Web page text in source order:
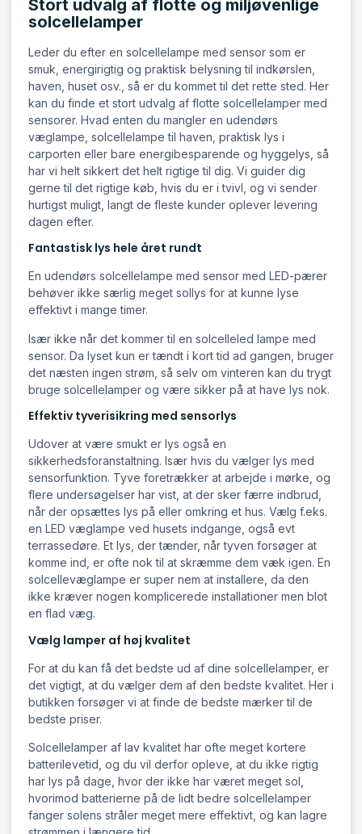
Stort udvalg af flotte og miljøvenlige
solcellelamper
Leder du efter en solcellelampe med sensor som er
smuk, energirigtig og praktisk belysning til indkørslen,
haven, huset osv., så er du kommet til det rette sted. Her
kan du finde et stort udvalg af flotte solcellelamper med
sensorer. Hvad enten du mangler en udendørs
væglampe, solcellelampe til haven, praktisk lys i
carporten eller bare energibesparende og hyggelys, så
har vi helt sikkert det helt rigtige til dig. Vi guider dig
gerne til det rigtige køb, hvis du er i tvivl, og vi sender
hurtigst muligt, langt de fleste kunder oplever levering
dagen efter.
Fantastisk lys hele året rundt
En udendørs solcellelampe med sensor med LED-pærer
behøver ikke særlig meget sollys for at kunne lyse
effektivt i mange timer.
Især ikke når det kommer til en solcelleled lampe med
sensor. Da lyset kun er tændt i kort tid ad gangen, bruger
det næsten ingen strøm, så selv om vinteren kan du trygt
bruge solcellelamper og være sikker på at have lys nok.
Effektiv tyverisikring med sensorlys
Udover at være smukt er lys også en
sikkerhedsforanstaltning. Især hvis du vælger lys med
sensorfunktion. Tyve foretrækker at arbejde i mørke, og
flere undersøgelser har vist, at der sker færre indbrud,
når der opsættes lys på eller omkring et hus. Vælg f.eks.
en LED væglampe ved husets indgange, også evt
terrassedøre. Et lys, der tænder, når tyven forsøger at
komme ind, er ofte nok til at skræmme dem væk igen. En
solcellevæglampe er super nem at installere, da den
ikke kræver nogen komplicerede installationer men blot
en flad væg.
Vælg lamper af høj kvalitet
For at du kan få det bedste ud af dine solcellelamper, er
det vigtigt, at du vælger dem af den bedste kvalitet. Her i
butikken forsøger vi at finde de bedste mærker til de
bedste priser.
Solcellelamper af lav kvalitet har ofte meget kortere
batterilevetid, og du vil derfor opleve, at du ikke rigtig
har lys på dage, hvor der ikke har været meget sol,
hvorimod batterierne på de lidt bedre solcellelamper
fanger solens stråler meget mere effektivt, og kan lagre